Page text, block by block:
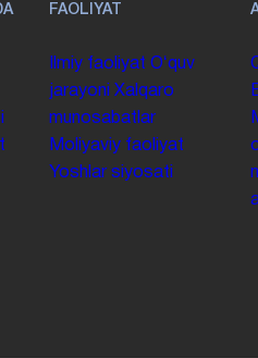
FAOLIYAT
Ilmiy faoliyat Oʻquv
jarayoni Xalqaro
munosabatlar
Moliyaviy faoliyat
Yoshlar siyosati